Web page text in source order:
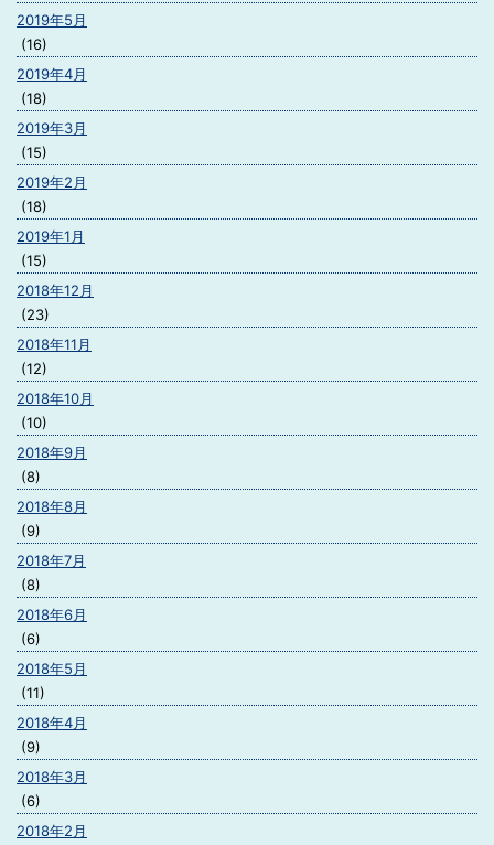
2019年5月
(16)
2019年4月
(18)
2019年3月
(15)
2019年2月
(18)
2019年1月
(15)
2018年12月
(23)
2018年11月
(12)
2018年10月
(10)
2018年9月
(8)
2018年8月
(9)
2018年7月
(8)
2018年6月
(6)
2018年5月
(11)
2018年4月
(9)
2018年3月
(6)
2018年2月